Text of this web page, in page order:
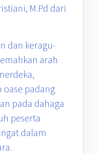
M.Pd dari
dan keragu-
arah
padang
pada dahaga
peserta
dalam